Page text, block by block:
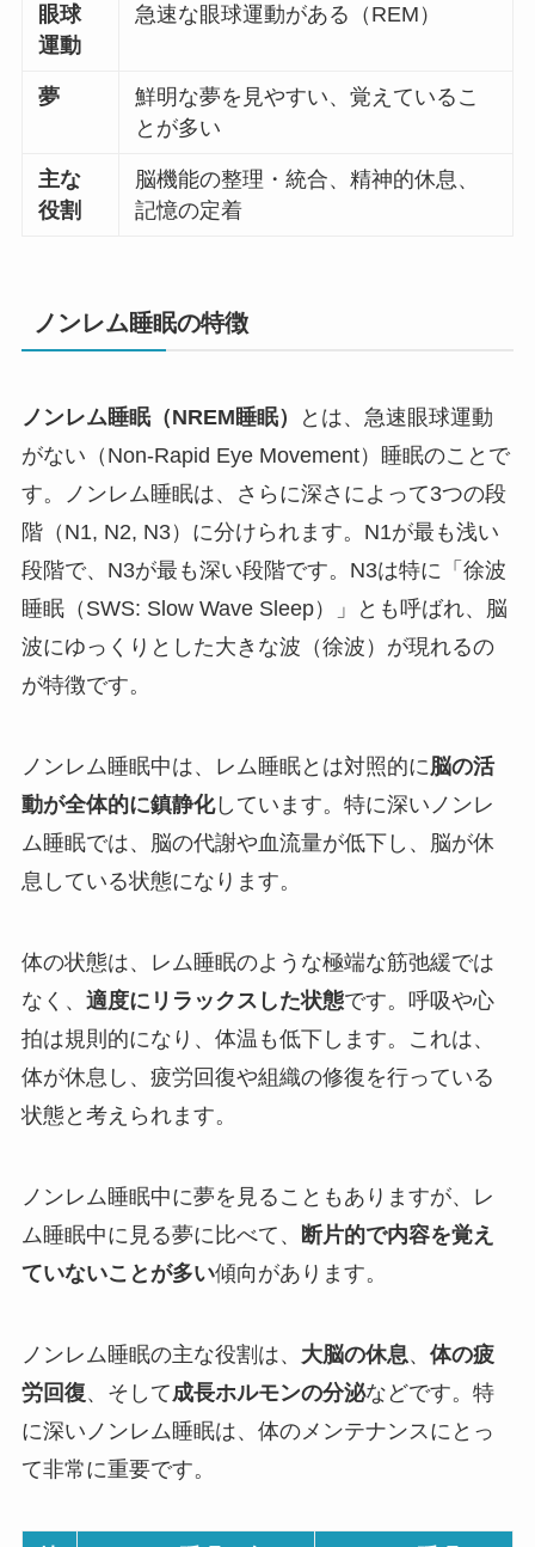
眼球
運動
急速な眼球運動がある（REM）
夢
鮮明な夢を見やすい、覚えているこ
とが多い
主な
役割
脳機能の整理・統合、精神的休息、
記憶の定着
ノンレム睡眠の特徴
ノンレム睡眠（NREM睡眠）
とは、急速眼球運動
がない（Non-Rapid Eye Movement）睡眠のことで
す。ノンレム睡眠は、さらに深さによって3つの段
階（N1, N2, N3）に分けられます。N1が最も浅い
段階で、N3が最も深い段階です。N3は特に「徐波
睡眠（SWS: Slow Wave Sleep）」とも呼ばれ、脳
波にゆっくりとした大きな波（徐波）が現れるの
が特徴です。
ノンレム睡眠中は、レム睡眠とは対照的に脳の活
動が全体的に鎮静化しています。特に深いノンレ
ム睡眠では、脳の代謝や血流量が低下し、脳が休
息している状態になります。
体の状態は、レム睡眠のような極端な筋弛緩では
なく、 適度にリラックスした状態です。呼吸や心
拍は規則的になり、体温も低下します。これは、
体が休息し、疲労回復や組織の修復を行っている
状態と考えられます。
ノンレム睡眠中に夢を見ることもありますが、レ
ム睡眠中に見る夢に比べて、
断片的で内容を覚え
ていないことが多い傾向があります。
ノンレム睡眠の主な役割は、 大脳の休息、 体の疲
労回復、そして成長ホルモンの分泌などです。特
に深いノンレム睡眠は、体のメンテナンスにとっ
て非常に重要です。